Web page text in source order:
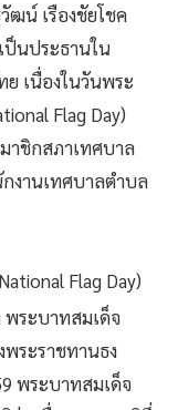
น์ เรืองชัยโชค
นประธานใน
ย เนื่องในวันพระ
Flag Day)
าชิกสภาเทศบาล
งานเทศบาลตำบล
Flag Day)
ระบาทสมเด็จ
ระราชทานธง
พระบาทสมเด็จ